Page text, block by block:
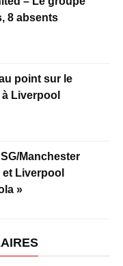
8 absents
point sur le
Liverpool
Manchester
Liverpool
»